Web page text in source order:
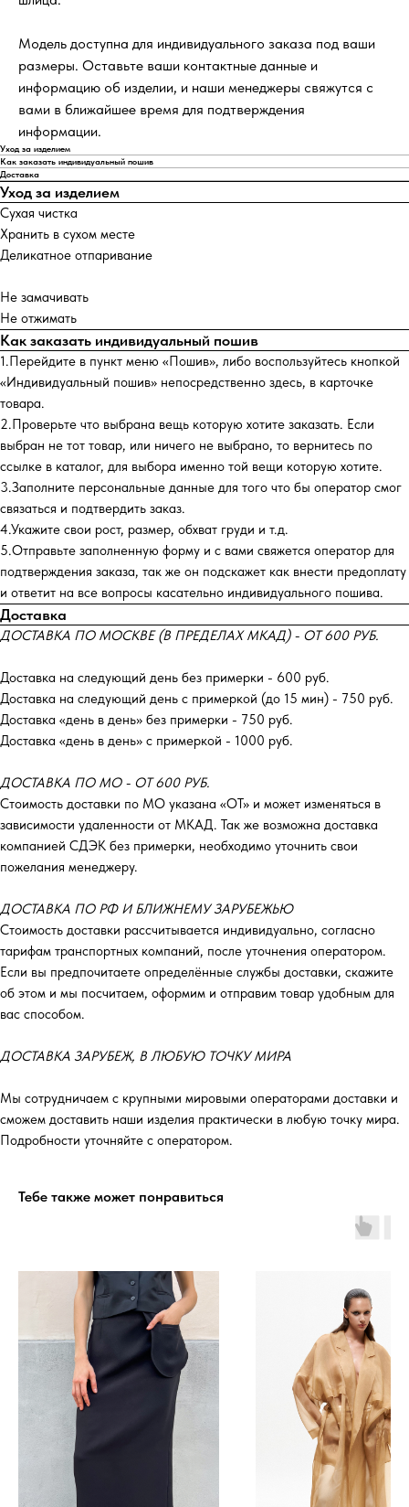
Модель доступна для индивидуального заказа под ваши
размеры. Оставьте ваши контактные данные и
информацию об изделии, и наши менеджеры свяжутся с
вами в ближайшее время для подтверждения
информации.
Уход за изделием
Как заказать индивидуальный пошив
Доставка
Уход за изделием
Сухая чистка
Хранить в сухом месте
Деликатное отпаривание
Не замачивать
Не отжимать
Как заказать индивидуальный пошив
1.Перейдите в пункт меню «Пошив», либо воспользуйтесь кнопкой
«Индивидуальный пошив» непосредственно здесь, в карточке
товара.
2.Проверьте что выбрана вещь которую хотите заказать. Если
выбран не тот товар, или ничего не выбрано, то вернитесь по
ссылке в каталог, для выбора именно той вещи которую хотите.
3.Заполните персональные данные для того что бы оператор смог
связаться и подтвердить заказ.
4.Укажите свои рост, размер, обхват груди и т.д.
5.Отправьте заполненную форму и с вами свяжется оператор для
подтверждения заказа, так же он подскажет как внести предоплату
и ответит на все вопросы касательно индивидуального пошива.
Доставка
ДОСТАВКА ПО МОСКВЕ (В ПРЕДЕЛАХ МКАД) - ОТ 600 РУБ.
Доставка на следующий день без примерки - 600 руб.
Доставка на следующий день с примеркой (до 15 мин) - 750 руб.
Доставка «день в день» без примерки - 750 руб.
Доставка «день в день» с примеркой - 1000 руб.
ДОСТАВКА ПО МО - ОТ 600 РУБ.
Стоимость доставки по МО указана «ОТ»‎ и может изменяться в
зависимости удаленности от МКАД. Так же возможна доставка
компанией СДЭК без примерки, необходимо уточнить свои
пожелания менеджеру.
ДОСТАВКА ПО РФ И БЛИЖНЕМУ ЗАРУБЕЖЬЮ
Стоимость доставки рассчитывается индивидуально, согласно
тарифам транспортных компаний, после уточнения оператором.
Если вы предпочитаете определённые службы доставки, скажите
об этом и мы посчитаем, оформим и отправим товар удобным для
вас способом.
ДОСТАВКА ЗАРУБЕЖ, В ЛЮБУЮ ТОЧКУ МИРА
Мы сотрудничаем с крупными мировыми операторами доставки и
сможем доставить наши изделия практически в любую точку мира.
Подробности уточняйте с оператором.
Тебе также может понравиться